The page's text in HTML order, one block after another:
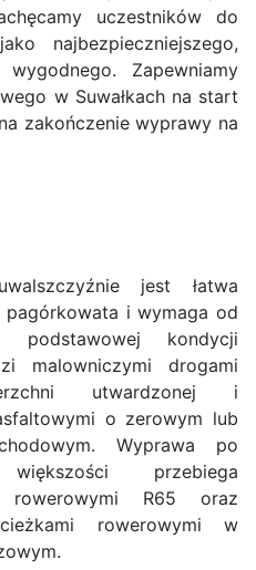
uczestników do
najbezpieczniejszego,
Zapewniamy
w Suwałkach na start
zakończenie wyprawy na
jest łatwa
pagórkowata i wymaga od
podstawowej kondycji
malowniczymi drogami
utwardzonej i
o zerowym lub
Wyprawa po
przebiega
rowerowymi R65 oraz
rowerowymi w